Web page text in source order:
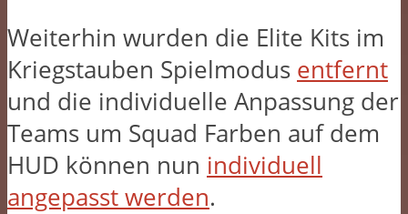
Weiterhin wurden die Elite Kits im
Kriegstauben Spielmodus entfernt
und die individuelle Anpassung der
Teams um Squad Farben auf dem
HUD können nun individuell
angepasst werden.